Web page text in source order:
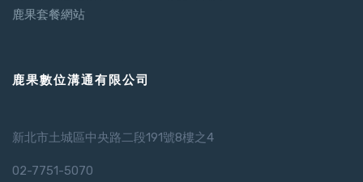
鹿果套餐網站
鹿果數位溝通有限公司
新北市土城區中央路二段191號8樓之4
02-7751-5070